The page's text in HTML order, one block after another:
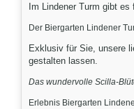
Im Lindener Turm gibt
Der Biergarten Lindener
Exklusiv für Sie, unsere
gestalten lassen.
Das wundervolle Scilla-
Erlebnis Biergarten